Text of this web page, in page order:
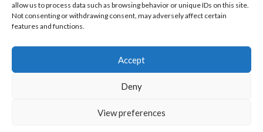
allow us to process data such as browsing behavior or unique IDs on this site.
Not consenting or withdrawing consent, may adversely affect certain
features and functions.
Accept
Deny
View preferences
Síguenos
©OratoWorld Media 2026. Todos los derechos reservados..